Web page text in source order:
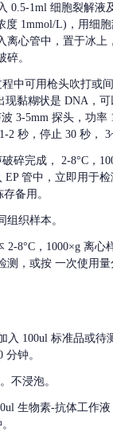
0.5-1ml 细胞裂解液
度 1mmol/L)，用细
离心管中，置于冰上
碎。
中可用枪头吹打或
现黏糊状是 DNA，
3-5mm 探头，功率
2 秒，停止 30 秒，
碎完成，
2-8°C，
EP 管中，立即用于
备用。
组织样本。
2-8°C，1000×g 离心
测，或按 一次使用
入 100ul 标准品或待
分钟。
不浸泡。
生物素-抗体工作